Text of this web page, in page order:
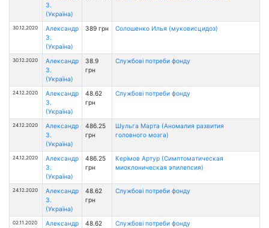
З.
(Україна)
30.12.2020
Александр
З.
(Україна)
389 грн Солошенко Илья (муковисцидоз)
30.12.2020
Александр
З.
(Україна)
38.9
грн
Службові потреби фонду
24.12.2020
Александр
З.
(Україна)
48.62
грн
Службові потреби фонду
24.12.2020
Александр
З.
(Україна)
486.25
грн
Шульга Марта (Аномалия развития
головного мозга)
24.12.2020
Александр
З.
(Україна)
486.25
грн
Керімов Артур (Симптоматическая
миоклоническая эпилепсия)
24.12.2020
Александр
З.
(Україна)
48.62
грн
Службові потреби фонду
02.11.2020 Александр 48.62 Службові потреби фонду